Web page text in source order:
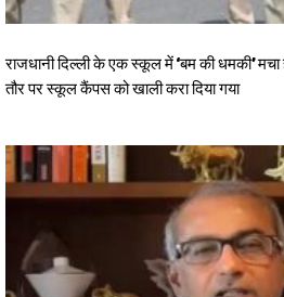
राजधानी दिल्ली के एक स्कूल में ‘बम की धमकी’
तौर पर स्कूल कैंपस को खाली करा दिया गया